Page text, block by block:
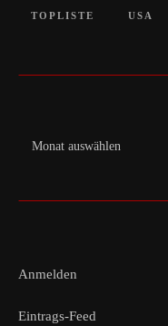
TOPLISTE USA
Archiv
Anmelden
Eintrags-Feed